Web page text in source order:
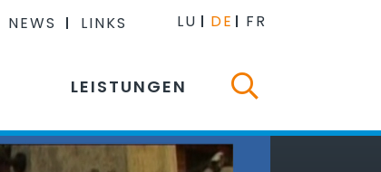
NEWS LINKS LU DE FR
LEISTUNGEN